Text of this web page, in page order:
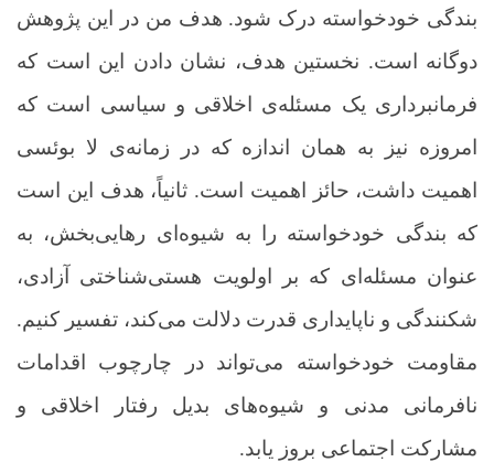
بندگی خودخواسته درک شود. هدف من در این پژوهش
دوگانه است. نخستین هدف، نشان دادن این است که
فرمانبرداری یک مسئله‌ی اخلاقی و سیاسی است که
امروزه نیز به همان اندازه که در زمانه‌ی لا بوئسی
اهمیت داشت، حائز اهمیت است. ثانیاً، هدف این است
که بندگی خودخواسته را به شیوه‌ای رهایی‌بخش، به
عنوان مسئله‌ای که بر اولویت هستی‌شناختی آزادی،
شکنندگی و ناپایداری قدرت دلالت می‌کند، تفسیر کنیم.
مقاومت خودخواسته می‌تواند در چارچوب اقدامات
نافرمانی مدنی و شیوه‌های بدیل رفتار اخلاقی و
مشارکت اجتماعی بروز یابد.